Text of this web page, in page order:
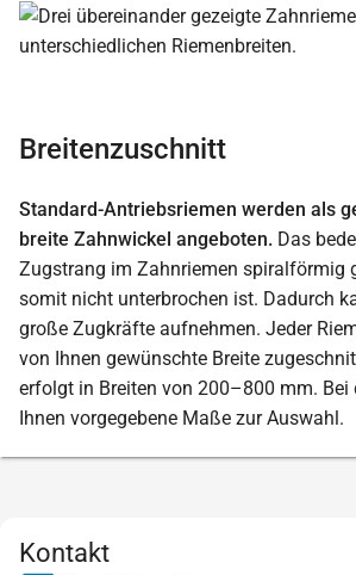
Breitenzuschnitt
Standard-Antriebsriemen werden als
breite Zahnwickel angeboten. Das
Zugstrang im Zahnriemen spiralförmig
somit nicht unterbrochen ist. Dadurch
große Zugkräfte aufnehmen. Jeder
von Ihnen gewünschte Breite
erfolgt in Breiten von 200–800 mm. Bei
Ihnen vorgegebene Maße zur Auswahl.
Kontakt